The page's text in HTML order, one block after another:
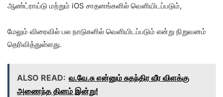
ஆண்ட்ராய்டு மற்றும் iOS சாதனங்களில் வெளியிடப்படும்,
மேலும் விரைவில் பல நாடுகளில் வெளியிடப்படும் என்று நிறுவனம்
தெரிவித்துள்ளது.
ALSO READ: வ.வே.சு என்னும் சுதந்திர வீர விளக்கு
அணைந்த தினம் இன்று!